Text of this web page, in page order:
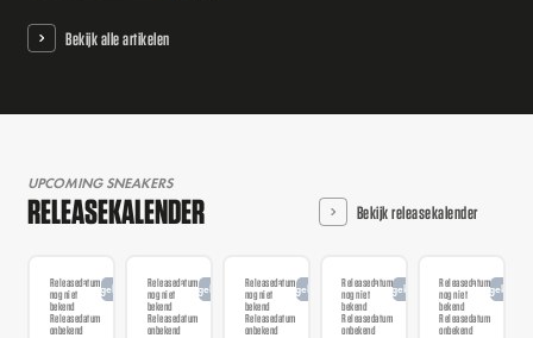
Bekijk alle artikelen
UPCOMING SNEAKERS
RELEASEKALENDER Bekijk releasekalender
Releasedatum
nog niet
bekend
Releasedatum
onbekend
AangekondigdReleasedatum
nog niet
bekend
Releasedatum
onbekend
AangekondigdReleasedatum
nog niet
bekend
Releasedatum
onbekend
AangekondigdReleasedatum
nog niet
bekend
Releasedatum
onbekend
AangekondigdReleasedatum
nog niet
bekend
Releasedatum
onbekend